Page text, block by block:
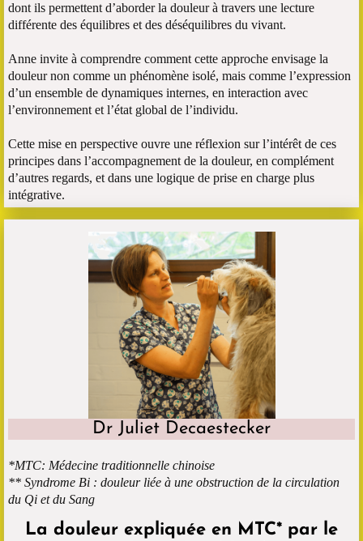
dont ils permettent d’aborder la douleur à travers une lecture
différente des équilibres et des déséquilibres du vivant.
Anne invite à comprendre comment cette approche envisage la
douleur non comme un phénomène isolé, mais comme l’expression
d’un ensemble de dynamiques internes, en interaction avec
l’environnement et l’état global de l’individu.
Cette mise en perspective ouvre une réflexion sur l’intérêt de ces
principes dans l’accompagnement de la douleur, en complément
d’autres regards, et dans une logique de prise en charge plus
intégrative.
Dr Juliet Decaestecker
*MTC: Médecine traditionnelle chinoise
** Syndrome Bi : douleur liée à une obstruction de la circulation
du Qi et du Sang
La douleur expliquée en MTC* par le